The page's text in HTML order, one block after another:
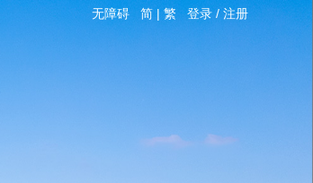
无障碍 简 |繁 登录/ 注册